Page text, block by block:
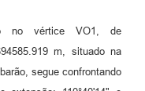
no vértice VO1, de
m, situado na
segue confrontando